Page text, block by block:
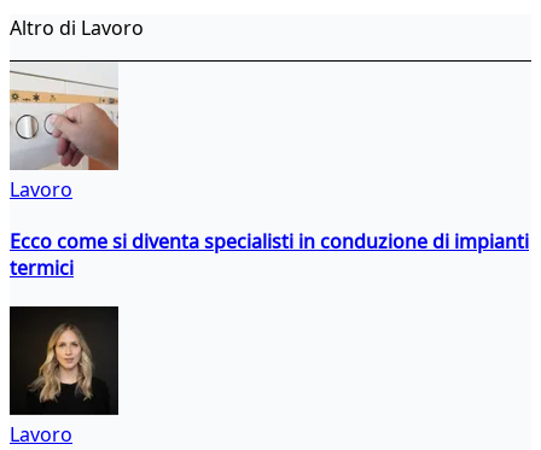
Altro di Lavoro
Lavoro
Ecco come si diventa specialisti in conduzione di impianti
termici
Lavoro